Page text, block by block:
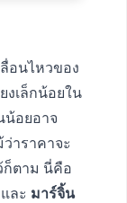
อนไหวของ
งเล็กน้อยใน
น้อยอาจ
าราคาจะ
ก็ตาม นี่คือ
และ มาร์จิ้น